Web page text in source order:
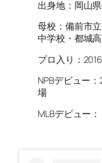
出身地：岡山
母校：備前市
中学校・都城
プロ入り：
NPBデビュー
場
MLBデビュー：